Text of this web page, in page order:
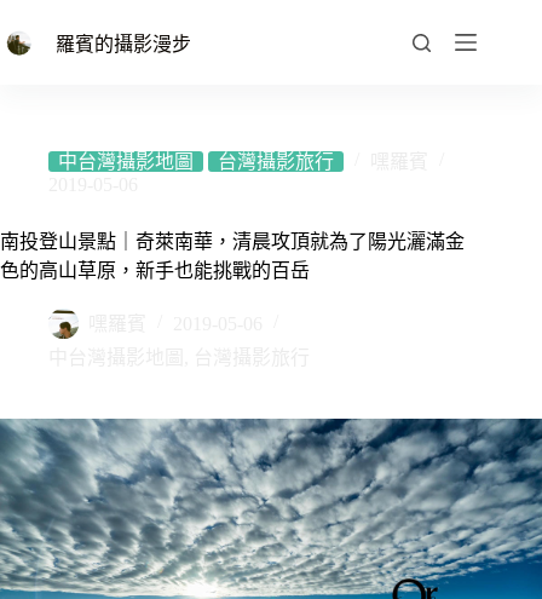
至
羅賓的攝影漫步
中台灣攝影地圖 台灣攝影旅行
南投登山景點｜奇萊南華，清晨攻頂就為了陽光灑滿金
色的高山草原，新手也能挑戰的百岳